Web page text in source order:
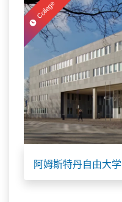
College
阿姆斯特丹自由大学